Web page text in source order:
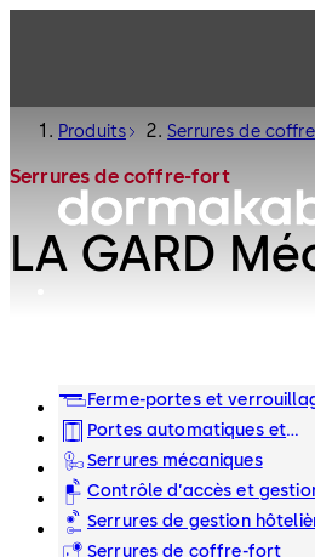
Produits Serrures de
Serrures de coffre-fort
LA GARD
Ferme-portes et
Portes automatiques et
obstacles physiques
Serrures mécaniques
Contrôle d’accès et
des temps
Serrures de gestion
et bornes transactionnelles
Serrures de coffre-fort